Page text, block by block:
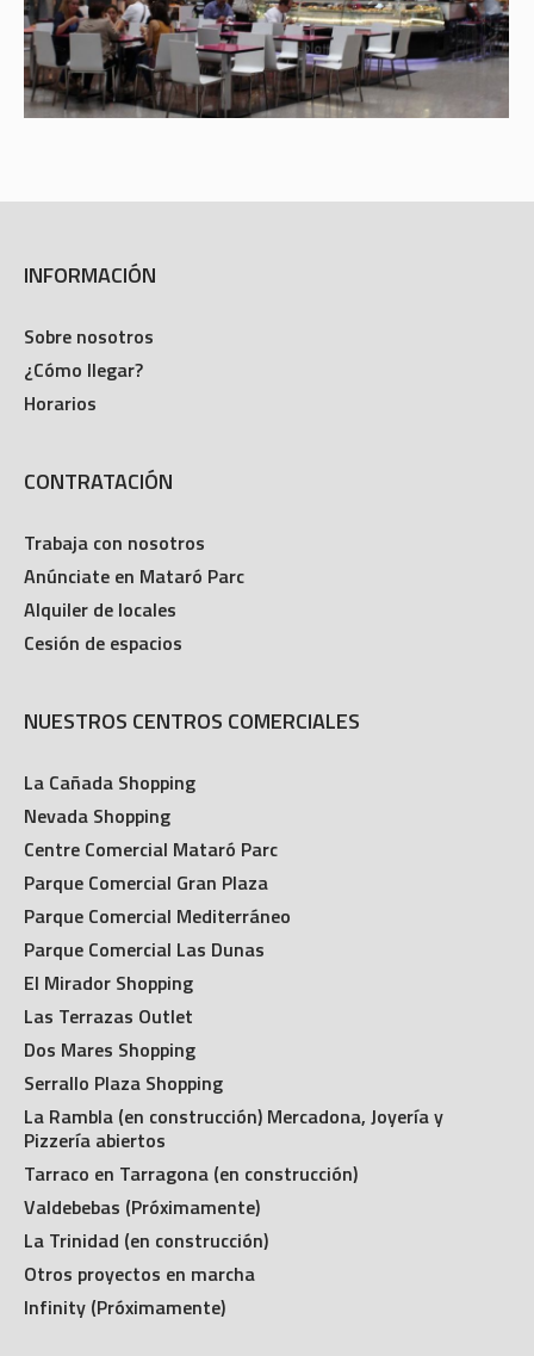
INFORMACIÓN
Sobre nosotros
¿Cómo llegar?
Horarios
CONTRATACIÓN
Trabaja con nosotros
Anúnciate en Mataró Parc
Alquiler de locales
Cesión de espacios
NUESTROS CENTROS COMERCIALES
La Cañada Shopping
Nevada Shopping
Centre Comercial Mataró Parc
Parque Comercial Gran Plaza
Parque Comercial Mediterráneo
Parque Comercial Las Dunas
El Mirador Shopping
Las Terrazas Outlet
Dos Mares Shopping
Serrallo Plaza Shopping
La Rambla (en construcción) Mercadona, Joyería y
Pizzería abiertos
Tarraco en Tarragona (en construcción)
Valdebebas (Próximamente)
La Trinidad (en construcción)
Otros proyectos en marcha
Infinity (Próximamente)